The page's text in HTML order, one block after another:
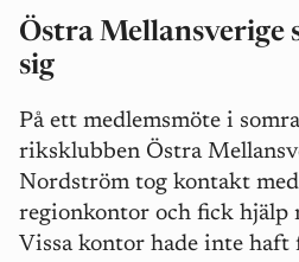
Östra Mellansverige
sig
På ett medlemsmöte i
riksklubben Östra
Nordström tog kontakt
regionkontor och fick hjälp
Vissa kontor hade inte